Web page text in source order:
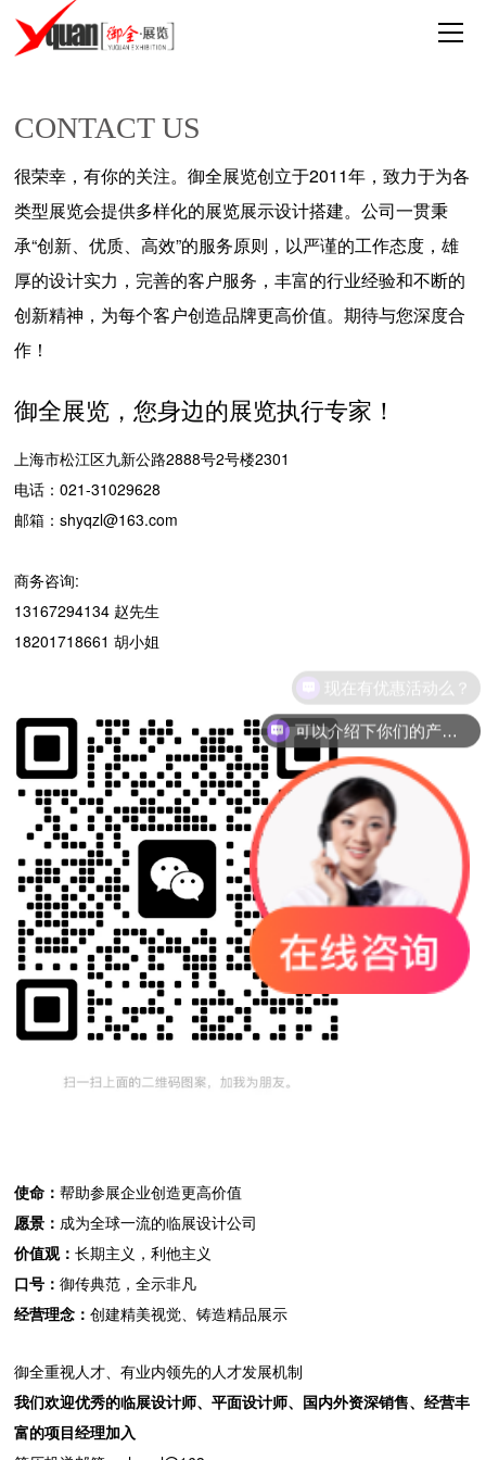
CONTACT US
很荣幸，有你的关注。御全展览创立于2011年，致力于为各
类型展览会提供多样化的展览展示设计搭建。公司一贯秉
承“创新、优质、高效”的服务原则，以严谨的工作态度，雄
厚的设计实力，完善的客户服务，丰富的行业经验和不断的
创新精神，为每个客户创造品牌更高价值。期待与您深度合
作！
御全展览，您身边的展览执行专家！
上海市松江区九新公路2888号2号楼2301
电话：021-31029628
邮箱：shyqzl@163.com
商务咨询:
13167294134 赵先生
18201718661 胡小姐
使命：帮助参展企业创造更高价值
愿景： 成为全球一流的临展设计公司
价值观：长期主义，利他主义
口号：御传典范，全示非凡
经营理念：创建精美视觉、铸造精品展示
御全重视人才、有业内领先的人才发展机制
我们欢迎优秀的临展设计师、平面设计师、国内外资深销售、经营丰
富的项目经理加入
可以介绍下你们的产品么？
现在有优惠活动么？